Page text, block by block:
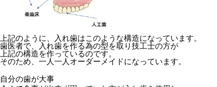
上記のように、入れ歯はこのような構造になっています。
歯医者で、入れ歯を作る為の型を取り技工士の方が
上記の構造を作っているのです。
そのため、一人一人オーダーメイドになっています。
自分の歯が大事